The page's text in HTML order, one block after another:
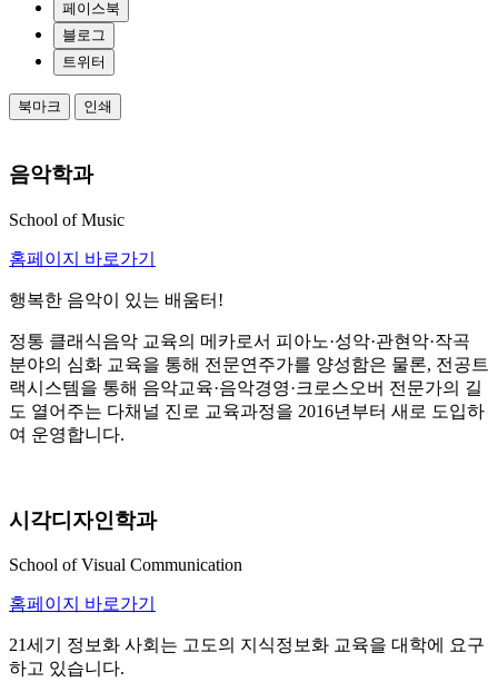
페이스북
블로그
트위터
북마크 인쇄
음악학과
School of Music
홈페이지 바로가기
행복한 음악이 있는 배움터!
정통 클래식음악 교육의 메카로서 피아노·성악·관현악·작곡
분야의 심화 교육을 통해 전문연주가를 양성함은 물론, 전공트
랙시스템을 통해 음악교육·음악경영·크로스오버 전문가의 길
도 열어주는 다채널 진로 교육과정을 2016년부터 새로 도입하
여 운영합니다.
시각디자인학과
School of Visual Communication
홈페이지 바로가기
21세기 정보화 사회는 고도의 지식정보화 교육을 대학에 요구
하고 있습니다.